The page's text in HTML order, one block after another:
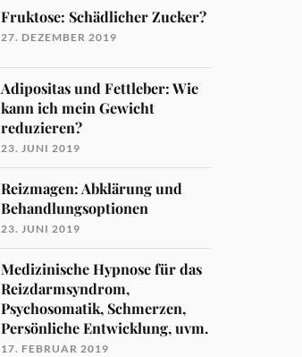
Fruktose: Schädlicher Zucker?
27. DEZEMBER 2019
Adipositas und Fettleber: Wie
kann ich mein Gewicht
reduzieren?
23. JUNI 2019
Reizmagen: Abklärung und
Behandlungsoptionen
23. JUNI 2019
Medizinische Hypnose für das
Reizdarmsyndrom,
Psychosomatik, Schmerzen,
Persönliche Entwicklung, uvm.
17. FEBRUAR 2019